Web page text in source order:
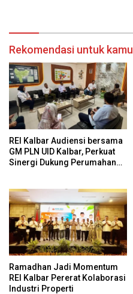
Rekomendasi untuk kamu
REI Kalbar Audiensi bersama
GM PLN UID Kalbar, Perkuat
Sinergi Dukung Perumahan
Ramadhan Jadi Momentum
REI Kalbar Pererat Kolaborasi
Industri Properti